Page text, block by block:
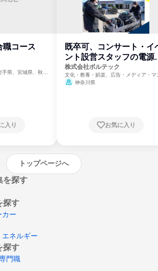
職コース
県、宮城県、秋田
宮崎県、鹿児島県、
入り
既卒可、コンサート・イ
ント設営スタッフの電源
門
株式会社ボルテック
文化・教養・娯楽、広告・メディア・マ
ミ、電力・ガス・水道・エネルギー
神奈川県
お気に入り
トップページへ
を探す
探す
カー
ネルギー
探す
門職